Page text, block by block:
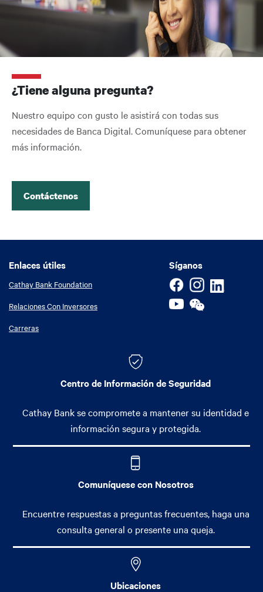
¿Tiene alguna pregunta?
Nuestro equipo con gusto le asistirá con todas sus
necesidades de Banca Digital. Comuníquese para obtener
más información.
Contáctenos
Síganos
Enlaces útiles
Enlaces útiles
Cathay Bank Foundation
Relaciones Con Inversores
Carreras
Centro de Información de Seguridad
Cathay Bank se compromete a mantener su identidad e
información segura y protegida.
Comuníquese con Nosotros
Encuentre respuestas a preguntas frecuentes, haga una
consulta general o presente una queja.
Ubicaciones